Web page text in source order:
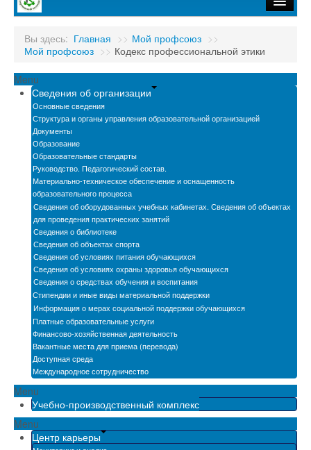
Абитуриенту-2026
Студенту
Новости
Бассейн
Автошкола
Мастерские
Обратная связь
БПОО
Карта сайта
Электронная информационно-образовательная
среда
Снижение бюрократической нагрузки на
педагогических работников
Вы здесь: Главная >> Мой профсоюз >>
Мой профсоюз >> Кодекс профессиональной этики
Menu
Сведения об организации
Основные сведения
Структура и органы управления образовательной организацией
Документы
Образование
Образовательные стандарты
Руководство. Педагогический состав.
Материально-техническое обеспечение и оснащенность
образовательного процесса
Сведения об оборудованных учебных кабинетах. Сведения об объектах
для проведения практических занятий
Сведения о библиотеке
Сведения об объектах спорта
Сведения об условиях питания обучающихся
Сведения об условиях охраны здоровья обучающихся
Сведения о средствах обучения и воспитания
Стипендии и иные виды материальной поддержки
Информация о мерах социальной поддержки обучающихся
Платные образовательные услуги
Финансово-хозяйственная деятельность
Вакантные места для приема (перевода)
Доступная среда
Международное сотрудничество
Menu
Учебно-производственный комплекс
Menu
Центр карьеры